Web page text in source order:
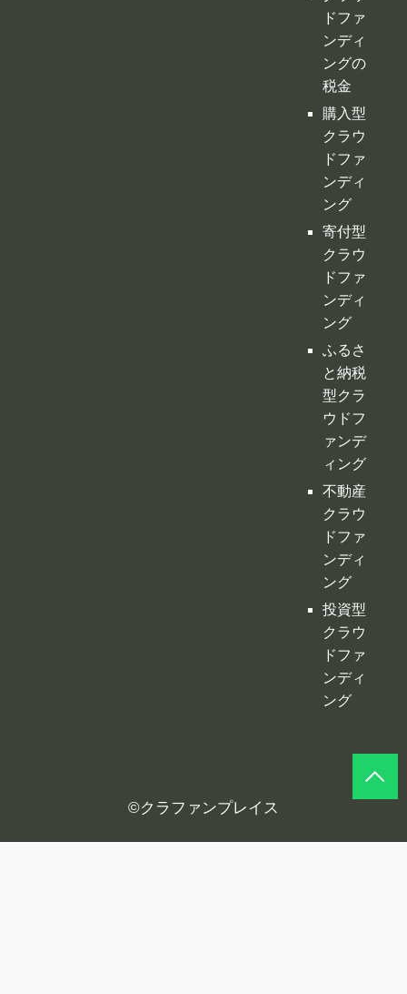
クラウ
ドファ
ンディ
ング
寄付型
クラウ
ドファ
ンディ
ング
ふるさ
と納税
型クラ
ウドフ
ァンデ
ィング
不動産
クラウ
ドファ
ンディ
ング
投資型
クラウ
ドファ
ンディ
ング